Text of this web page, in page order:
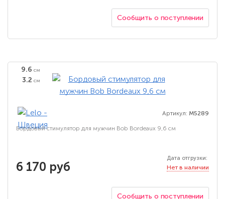
Сообщить о поступлении
9.6 см
3.2 см
Артикул: M5289
Бордовый стимулятор для мужчин Bob Bordeaux 9,6 см
6 170 руб
Дата отгрузки:
Нет в наличии
Сообщить о поступлении